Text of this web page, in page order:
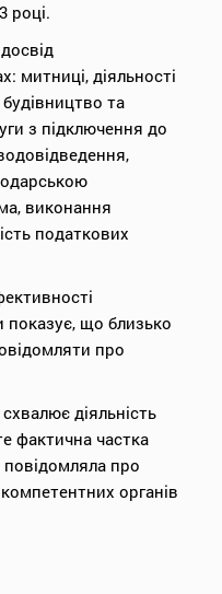
році.
митниці, діяльності
та
з підключення до
виконання
податкових
показує, що близько
про
діяльність
фактична частка
повідомляла про
органів